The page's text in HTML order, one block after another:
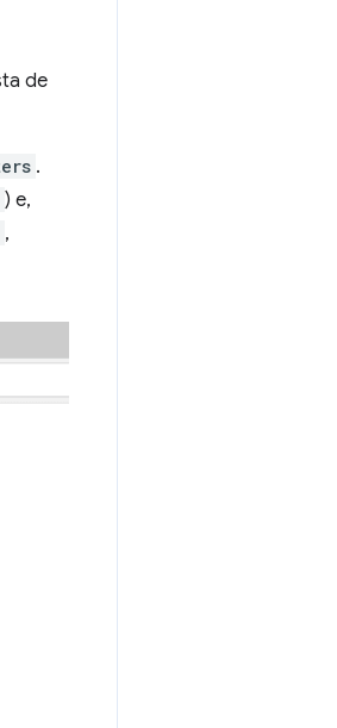
de
.
) e,
,